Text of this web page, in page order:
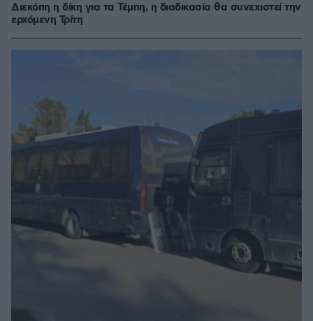
Διεκόπη η δίκη για τα Τέμπη, η διαδικασία θα συνεχιστεί την
ερχόμενη Τρίτη